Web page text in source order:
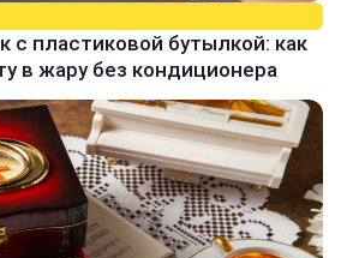
с пластиковой бутылкой: как
в жару без кондиционера